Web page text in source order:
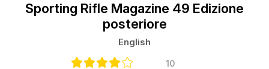
Sporting Rifle Magazine 49 Edizione
posteriore
English
10